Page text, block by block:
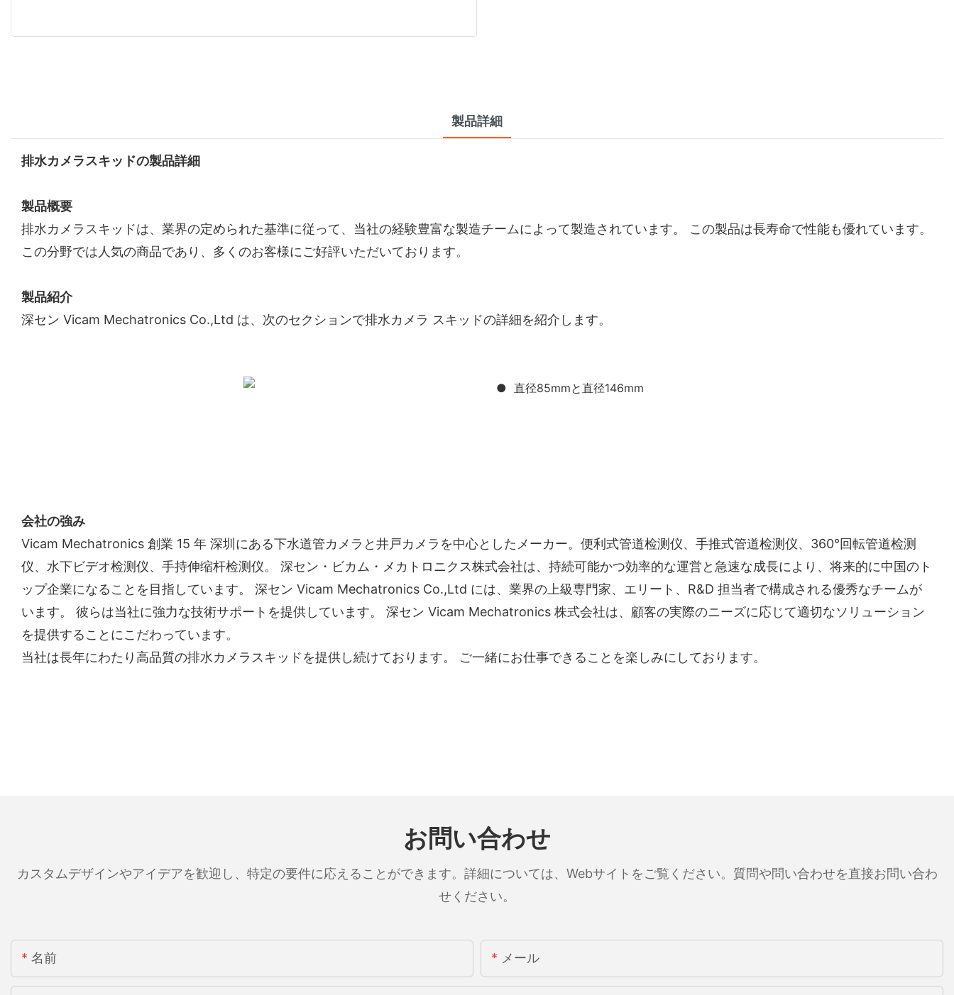
製品詳細
排水カメラスキッドの製品詳細
製品概要
排水カメラスキッドは、業界の定められた基準に従って、当社の経験豊富な製造チームによって製造されています。 この製品は長寿命で性能も優れています。
この分野では人気の商品であり、多くのお客様にご好評いただいております。
製品紹介
深セン Vicam Mechatronics Co.,Ltd は、次のセクションで排水カメラ スキッドの詳細を紹介します。
● 直径85mmと直径146mm
会社の強み
Vicam Mechatronics 創業 15 年 深圳にある下水道管カメラと井戸カメラを中心としたメーカー。便利式管道检测仪、手推式管道检测仪、360°回転管道检测
仪、水下ビデオ检测仪、手持伸缩杆检测仪。 深セン・ビカム・メカトロニクス株式会社は、持続可能かつ効率的な運営と急速な成長により、将来的に中国のト
ップ企業になることを目指しています。 深セン Vicam Mechatronics Co.,Ltd には、業界の上級専門家、エリート、R&D 担当者で構成される優秀なチームが
います。 彼らは当社に強力な技術サポートを提供しています。 深セン Vicam Mechatronics 株式会社は、顧客の実際のニーズに応じて適切なソリューション
を提供することにこだわっています。
当社は長年にわたり高品質の排水カメラスキッドを提供し続けております。 ご一緒にお仕事できることを楽しみにしております。
お問い合わせ
カスタムデザインやアイデアを歓迎し、特定の要件に応えることができます。詳細については、Webサイトをご覧ください。質問や問い合わせを直接お問い合わ
せください。
名前 メール